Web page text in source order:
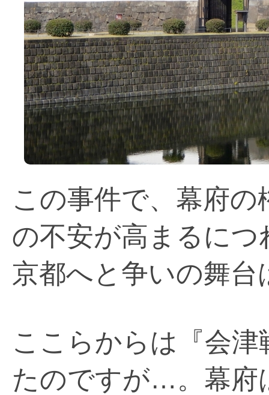
この事件で、幕府
の不安が高まるに
京都へと争いの舞
ここらからは『会
たのですが…。幕府